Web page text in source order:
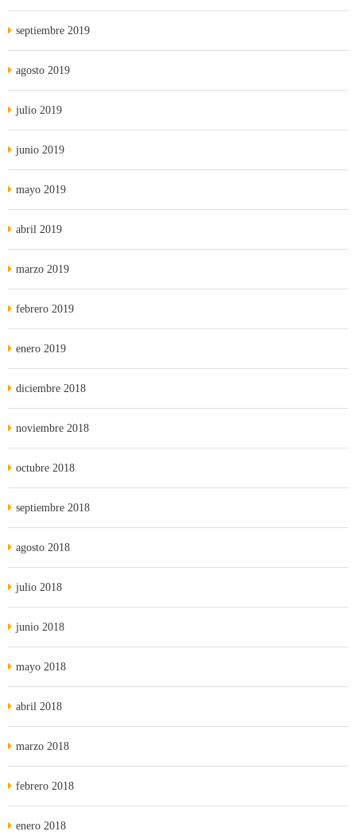
septiembre 2019
agosto 2019
julio 2019
junio 2019
mayo 2019
abril 2019
marzo 2019
febrero 2019
enero 2019
diciembre 2018
noviembre 2018
octubre 2018
septiembre 2018
agosto 2018
julio 2018
junio 2018
mayo 2018
abril 2018
marzo 2018
febrero 2018
enero 2018